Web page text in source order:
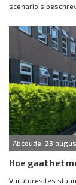
scenario's
Abcoude, 23
Hoe gaat het
Vacaturesites